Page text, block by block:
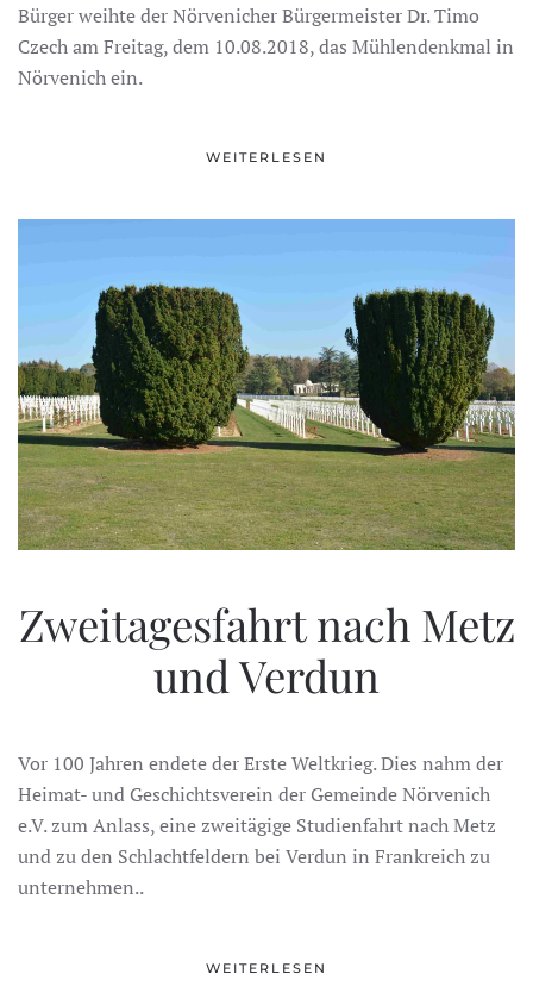
Bürger weihte der Nörvenicher Bürgermeister Dr. Timo
Czech am Freitag, dem 10.08.2018, das Mühlendenkmal in
Nörvenich ein.
WEITERLESEN
Zweitagesfahrt nach Metz
und Verdun
Vor 100 Jahren endete der Erste Weltkrieg. Dies nahm der
Heimat- und Geschichtsverein der Gemeinde Nörvenich
e.V. zum Anlass, eine zweitägige Studienfahrt nach Metz
und zu den Schlachtfeldern bei Verdun in Frankreich zu
unternehmen..
WEITERLESEN